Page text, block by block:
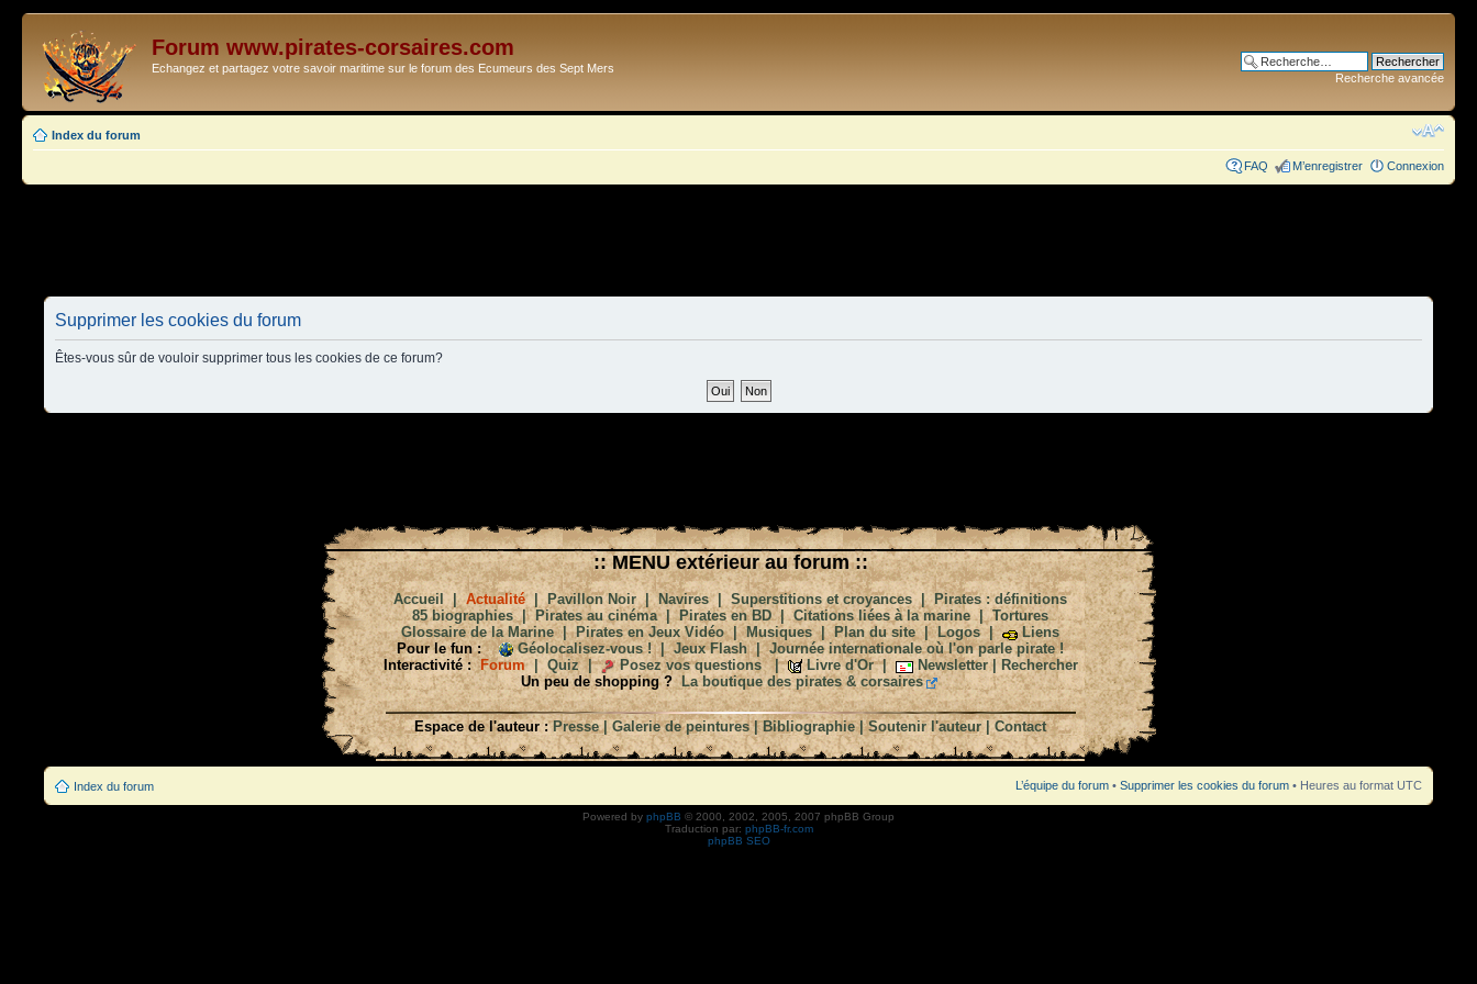
Forum www.pirates-corsaires.com
Echangez et partagez votre savoir maritime sur le forum des Ecumeurs des Sept Mers
Recherche avancée
Index du forum
FAQ M’enregistrer Connexion
Supprimer les cookies du forum
Êtes-vous sûr de vouloir supprimer tous les cookies de ce forum?
:: MENU extérieur au forum ::
Accueil |Actualité|Pavillon Noir|Navires|Superstitions et croyances|Pirates : définitions
85 biographies| Pirates au cinéma|Pirates en BD|Citations liées à la marine|Tortures
Glossaire de la Marine|Pirates en Jeux Vidéo|Musiques|Plan du site|Logos|
Liens
Pour le fun :
Géolocalisez-vous !|Jeux Flash|Journée internationale où l'on parle pirate !
Interactivité : Forum| Quiz| Posez vos questions| Livre d'Or| Newsletter| Rechercher
Un peu de shopping ?
La boutique des pirates & corsaires
Espace de l'auteur : Presse|Galerie de peintures|Bibliographie|Soutenir l'auteur|Contact
Index du forum L’équipe du forum • Supprimer les cookies du forum • Heures au format UTC
Powered by phpBB © 2000, 2002, 2005, 2007 phpBB Group
Traduction par: phpBB-fr.com
phpBB SEO